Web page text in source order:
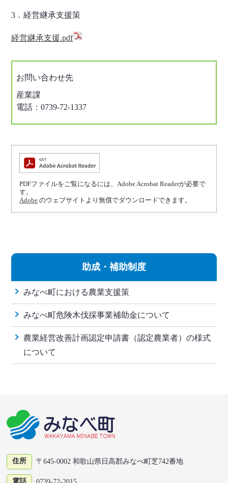
3．経営継承支援策
経営継承支援.pdf
お問い合わせ先
産業課
電話：0739-72-1337
PDFファイルをご覧になるには、Adobe Acrobat Readerが必要で
す。
Adobe のウェブサイトより無償でダウンロードできます。
助成・補助制度
みなべ町における農業支援策
みなべ町危険木伐採事業補助金について
農業経営改善計画認定申請書（認定農業者）の様式
について
住所 〒645-0002 和歌山県日高郡みなべ町芝742番地
電話